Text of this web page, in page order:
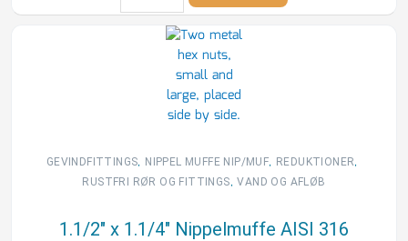
1/4"
Nippelmuffe
GEVINDFITTINGS, NIPPEL MUFFE NIP/MUF, REDUKTIONER,
RUSTFRI RØR OG FITTINGS,VAND OG AFLØB
1.1/2″ x 1.1/4″ Nippelmuffe AISI 316